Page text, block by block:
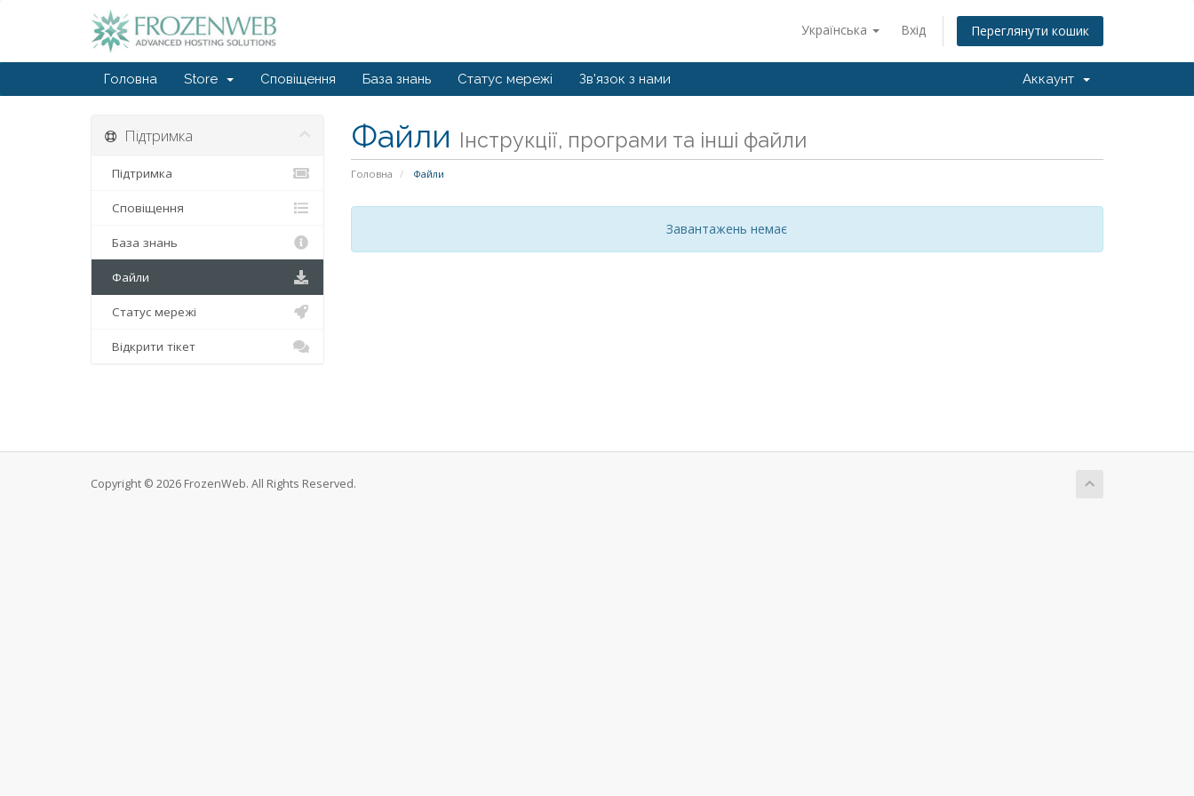
Українська Вхід Переглянути кошик
Головна Store Сповіщення База знань Статус мережі Зв'язок з нами Аккаунт
Файли Інструкції, програми та інші файли
Головна Файли
Завантажень немає
Підтримка
Підтримка
Сповіщення
База знань
Файли
Статус мережі
Відкрити тікет
Copyright © 2026 FrozenWeb. All Rights Reserved.